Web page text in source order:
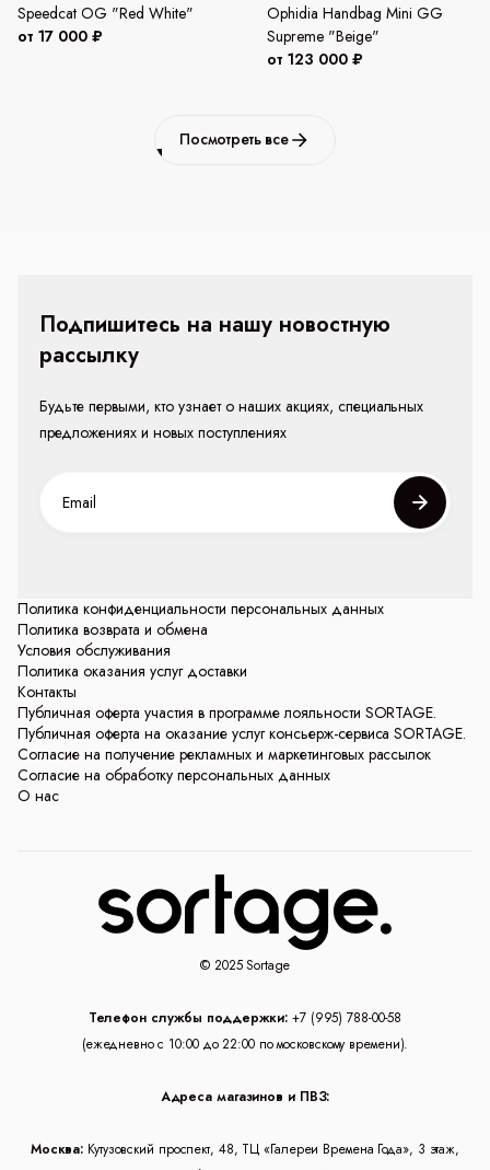
Speedcat OG "Red White"
от 17 000 ₽
Ophidia Handbag Mini GG
Supreme "Beige"
от 123 000 ₽
Посмотреть все
Политика конфиденциальности персональных данных
Политика возврата и обмена
Условия обслуживания
Политика оказания услуг доставки
Контакты
Публичная оферта участия в программе лояльности SORTAGE.
Публичная оферта на оказание услуг консьерж-сервиса SORTAGE.
Согласие на получение рекламных и маркетинговых рассылок
Согласие на обработку персональных данных
О нас
Подпишитесь на нашу новостную
рассылку
Будьте первыми, кто узнает о наших акциях, специальных
предложениях и новых поступлениях
© 2025 Sortage
Телефон службы поддержки: +7 (995) 788-00-58
(ежедневно с 10:00 до 22:00 по московскому времени).
Адреса магазинов и ПВЗ:
Москва: Кутузовский проспект, 48, ТЦ «Галереи Времена Года», 3 этаж,